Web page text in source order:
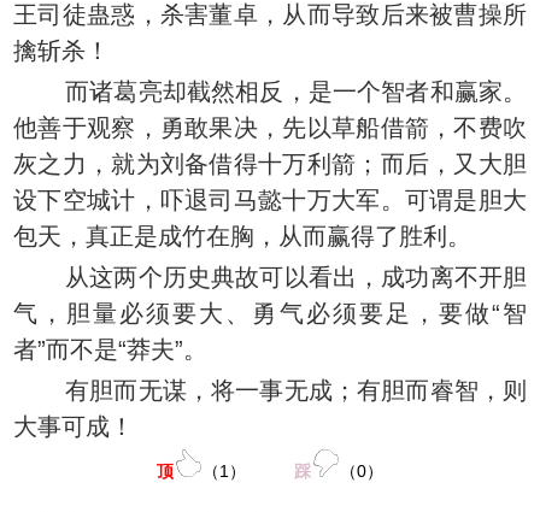
王司徒蛊惑，杀害董卓，从而导致后来被曹操所
擒斩杀！
而诸葛亮却截然相反，是一个智者和赢家。
他善于观察，勇敢果决，先以草船借箭，不费吹
灰之力，就为刘备借得十万利箭；而后，又大胆
设下空城计，吓退司马懿十万大军。可谓是胆大
包天，真正是成竹在胸，从而赢得了胜利。
从这两个历史典故可以看出，成功离不开胆
气，胆量必须要大、勇气必须要足，要做“智
者”而不是“莽夫”。
有胆而无谋，将一事无成；有胆而睿智，则
大事可成！
顶 （1 ） 踩 （0）